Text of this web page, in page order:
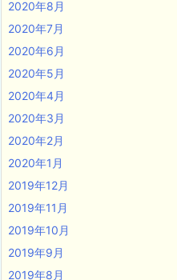
2020年8月
2020年7月
2020年6月
2020年5月
2020年4月
2020年3月
2020年2月
2020年1月
2019年12月
2019年11月
2019年10月
2019年9月
2019年8月